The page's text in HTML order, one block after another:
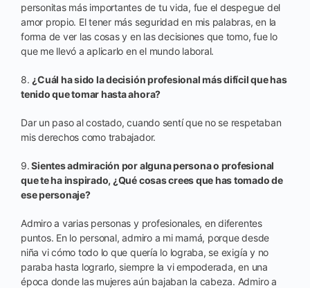
personitas más importantes de tu vida, fue el despegue del
amor propio. El tener más seguridad en mis palabras, en la
forma de ver las cosas y en las decisiones que tomo, fue lo
que me llevó a aplicarlo en el mundo laboral.
8. ¿Cuál ha sido la decisión profesional más difícil que has
tenido que tomar hasta ahora?
Dar un paso al costado, cuando sentí que no se respetaban
mis derechos como trabajador.
9.Sientes admiración por alguna persona o profesional
que te ha inspirado, ¿Qué cosas crees que has tomado de
ese personaje?
Admiro a varias personas y profesionales, en diferentes
puntos. En lo personal, admiro a mi mamá, porque desde
niña vi cómo todo lo que quería lo lograba, se exigía y no
paraba hasta lograrlo, siempre la vi empoderada, en una
época donde las mujeres aún bajaban la cabeza. Admiro a